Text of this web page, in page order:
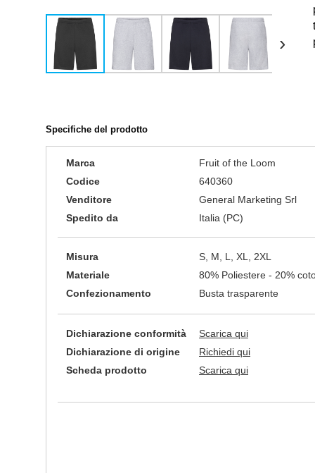
›
Specifiche del prodotto
Marca
Fruit of the Loom
Codice
640360
Venditore
General Marketing Srl
Spedito da
Italia (PC)
Misura
S, M, L, XL, 2XL
Materiale
80% Poliestere - 20%
Confezionamento
Busta trasparente
Dichiarazione conformità
Scarica qui
Dichiarazione di origine
Richiedi qui
Scheda prodotto
Scarica qui